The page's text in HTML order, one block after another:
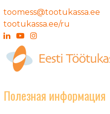
toomess@tootukassa.ee
tootukassa.ee/ru
Полезная информация